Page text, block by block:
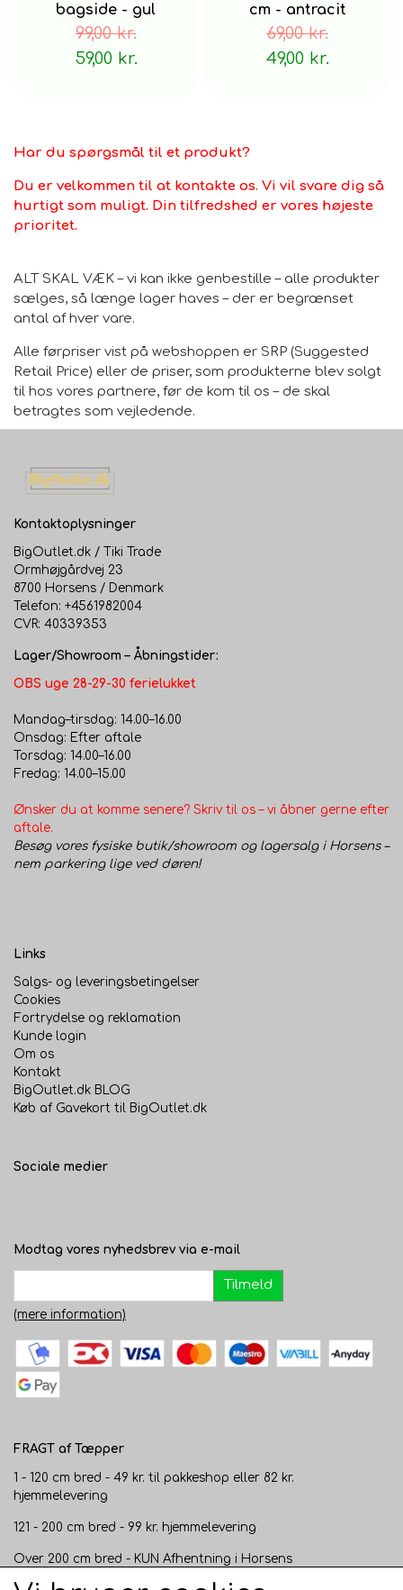
bagside - gul
99,00 kr.
59,00 kr.
cm - antracit
69,00 kr.
49,00 kr.
Har du spørgsmål til et produkt?
Du er velkommen til at kontakte os. Vi vil svare dig så
hurtigt som muligt. Din tilfredshed er vores højeste
prioritet.
ALT SKAL VÆK – vi kan ikke genbestille – alle produkter
sælges, så længe lager haves – der er begrænset
antal af hver vare.
Alle førpriser vist på webshoppen er SRP (Suggested
Retail Price) eller de priser, som produkterne blev solgt
til hos vores partnere, før de kom til os – de skal
betragtes som vejledende.
Kontaktoplysninger
BigOutlet.dk / Tiki Trade
Ormhøjgårdvej 23
8700 Horsens / Denmark
Telefon: +4561982004
CVR: 40339353
Lager/Showroom – Åbningstider:
OBS uge 28-29-30 ferielukket
Mandag–tirsdag: 14.00–16.00
Onsdag: Efter aftale
Torsdag: 14.00–16.00
Fredag: 14.00–15.00
Ønsker du at komme senere? Skriv til os – vi åbner gerne efter
aftale.
Besøg vores fysiske butik/showroom og lagersalg i Horsens –
nem parkering lige ved døren!
Links
Salgs- og leveringsbetingelser
Cookies
Fortrydelse og reklamation
Kunde login
Om os
Kontakt
BigOutlet.dk BLOG
Køb af Gavekort til BigOutlet.dk
Sociale medier
Modtag vores nyhedsbrev via e-mail
Tilmeld
(mere information)
FRAGT af Tæpper
1 - 120 cm bred - 49 kr. til pakkeshop eller 82 kr.
hjemmelevering
121 - 200 cm bred - 99 kr. hjemmelevering
Over 200 cm bred - KUN Afhentning i Horsens